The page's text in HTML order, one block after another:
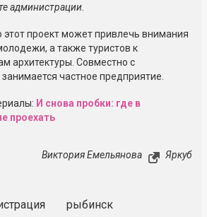
администрации.
этот проект может привлечь внимания
а также туристов к
архитектуры. Совместно с
частное предприятие.
И снова пробки: где в
проехать
Виктория Емельянова Яркуб
рыбинск